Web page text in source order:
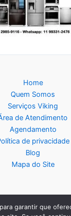
Home
Quem Somos
Serviços Viking
de Atendimento
Agendamento
de privacidade
Blog
Mapa do Site
Técnica
garantir que